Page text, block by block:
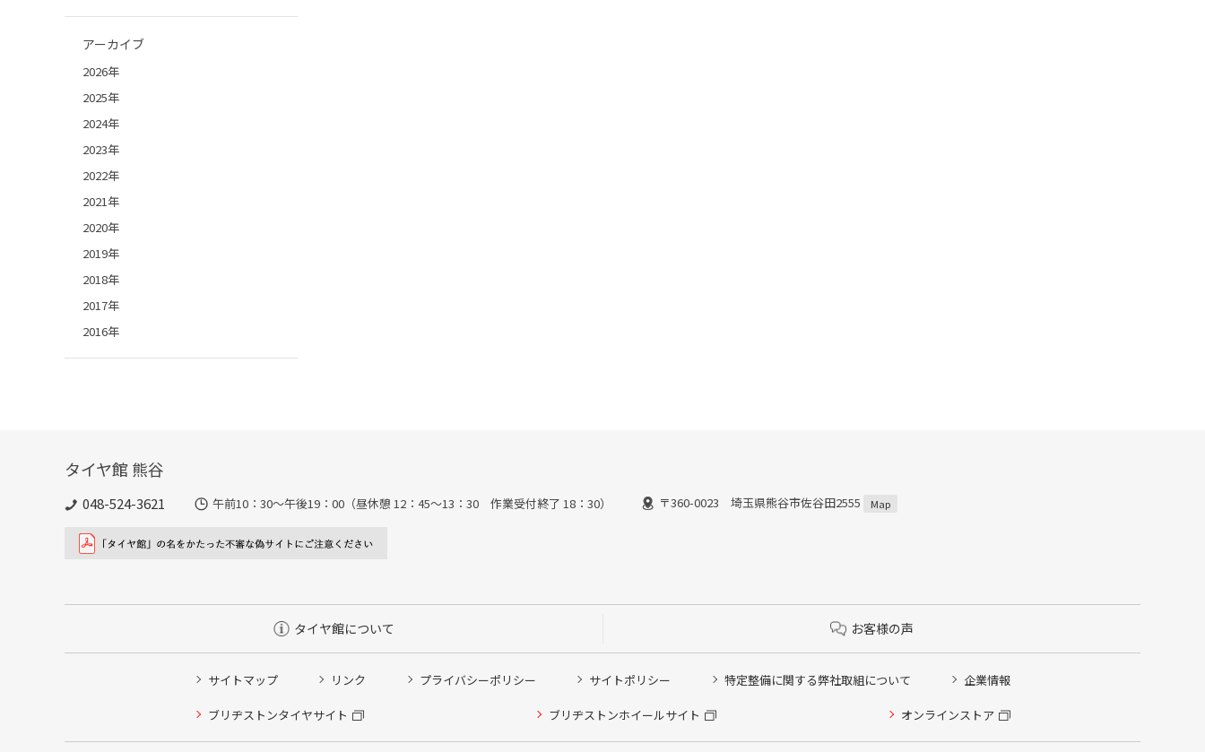
アーカイブ
2026年
2025年
2024年
2023年
2022年
2021年
2020年
2019年
2018年
2017年
2016年
タイヤ館 熊谷
048-524-3621 午前10：30～午後19：00（昼休憩 12：45～13：30 作業受付終了 18：30） 〒360-0023 埼玉県熊谷市佐谷田2555 Map
タイヤ館について お客様の声
サイトマップ リンク プライバシーポリシー サイトポリシー 特定整備に関する弊社取組について 企業情報
ブリヂストンタイヤサイト ブリヂストンホイールサイト オンラインストア
タイヤ点検・安全点検/タイヤ履き替え/オイル交換/その他ピット作業の予約
クローク契約会員専用タイヤ履き替え※タイヤ履き替えを希望のクローク契約会員の方はこちらを選択ください
本日のタイヤ履き替え順番待ち予約 ※クローク契約会員の方はご利用いただけません